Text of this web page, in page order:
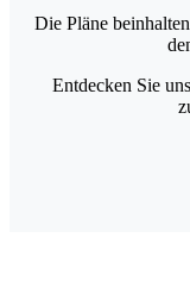
Die Pläne
Entdecken Sie